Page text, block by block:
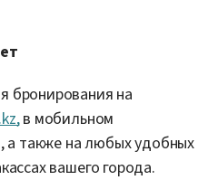
бронирования на
в мобильном
а также на любых удобных
вашего города.